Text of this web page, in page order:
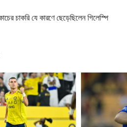
চাকরি যে কারণে ছেড়েছিলেন গিলেস্পি